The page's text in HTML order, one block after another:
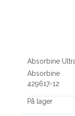
Absorbine
Absorbine
429617-12
På lager